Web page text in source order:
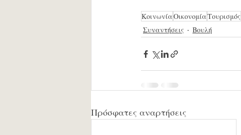
ΚοινωνίαΟικονομίαΤουρισμός
Συναντήσεις
Βουλή
Πρόσφατες αναρτήσεις